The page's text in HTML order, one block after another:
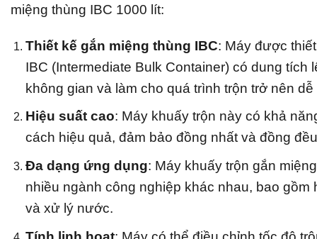
miệng thùng IBC 1000 lít:
Thiết kế gắn miệng thùng IBC: Máy được
IBC (Intermediate Bulk Container) có dung
không gian và làm cho quá trình trộn trở nên
Hiệu suất cao: Máy khuấy trộn này có khả
cách hiệu quả, đảm bảo đồng nhất và đồng
Đa dạng ứng dụng: Máy khuấy trộn gắn
nhiều ngành công nghiệp khác nhau, bao
và xử lý nước.